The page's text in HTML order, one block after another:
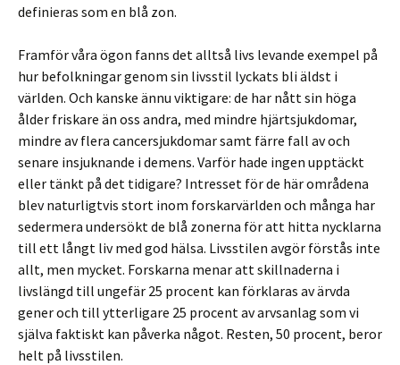
definieras som en blå zon.
Framför våra ögon fanns det alltså livs levande exempel på
hur befolkningar genom sin livsstil lyckats bli äldst i
världen. Och kanske ännu viktigare: de har nått sin höga
ålder friskare än oss andra, med mindre hjärtsjukdomar,
mindre av flera cancersjukdomar samt färre fall av och
senare insjuknande i demens. Varför hade ingen upptäckt
eller tänkt på det tidigare? Intresset för de här områdena
blev naturligtvis stort inom forskarvärlden och många har
sedermera undersökt de blå zonerna för att hitta nycklarna
till ett långt liv med god hälsa. Livsstilen avgör förstås inte
allt, men mycket. Forskarna menar att skillnaderna i
livslängd till ungefär 25 procent kan förklaras av ärvda
gener och till ytterligare 25 procent av arvsanlag som vi
själva faktiskt kan påverka något. Resten, 50 procent, beror
helt på livsstilen.